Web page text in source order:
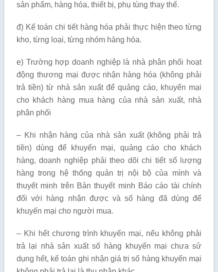
sản phẩm, hàng hóa, thiết bị, phụ tùng thay thế.
đ) Kế toán chi tiết hàng hóa phải thực hiện theo từng
kho, từng loại, từng nhóm hàng hóa.
e) Trường hợp doanh nghiệp là nhà phân phối hoạt
động thương mại được nhận hàng hóa (không phải
trả tiền) từ nhà sản xuất để quảng cáo, khuyến mại
cho khách hàng mua hàng của nhà sản xuất, nhà
phân phối
– Khi nhận hàng của nhà sản xuất (không phải trả
tiền) dùng để khuyến mại, quảng cáo cho khách
hàng, doanh nghiệp phải theo dõi chi tiết số lượng
hàng trong hệ thống quản trị nội bộ của mình và
thuyết minh trên Bản thuyết minh Báo cáo tài chính
đối với hàng nhận được và số hàng đã dùng để
khuyến mại cho người mua.
– Khi hết chương trình khuyến mại, nếu không phải
trả lại nhà sản xuất số hàng khuyến mại chưa sử
dụng hết, kế toán ghi nhận giá trị số hàng khuyến mại